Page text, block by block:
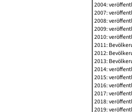
2004:
2007:
2008:
2009:
2010:
2011:
2012:
2013:
2014:
2015:
2016:
2017:
2018:
2019: